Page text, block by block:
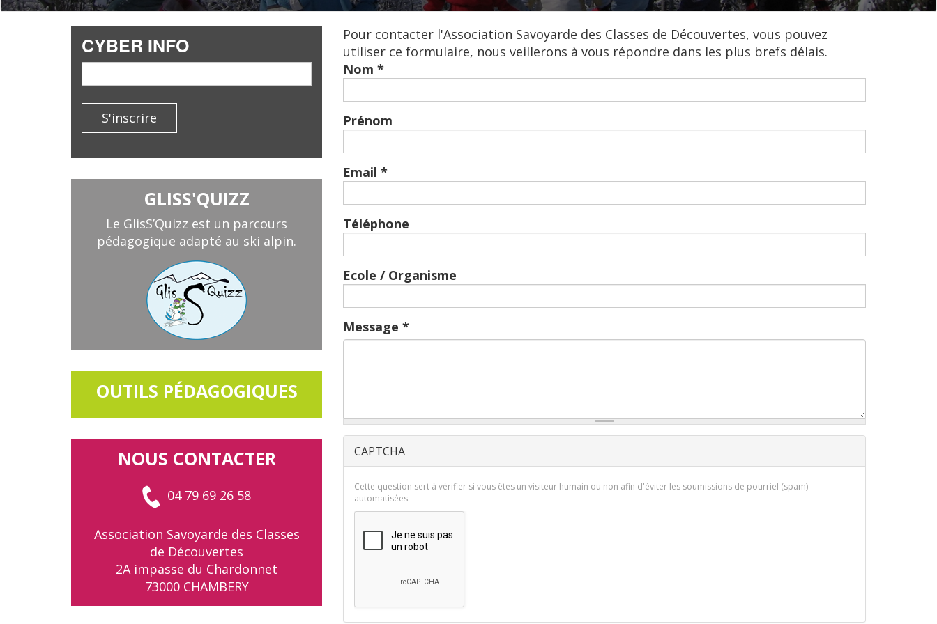
Pour contacter l'Association Savoyarde des Classes de Découvertes, vous pouvez
utiliser ce formulaire, nous veillerons à vous répondre dans les plus brefs délais.
Nom *
Prénom
Email *
Téléphone
Ecole / Organisme
Message *
CAPTCHA
Cette question sert à vérifier si vous êtes un visiteur humain ou non afin d'éviter les soumissions de pourriel (spam)
automatisées.
CYBER INFO
S'inscrire
GLISS'QUIZZ
Le GlisS’Quizz est un parcours
pédagogique adapté au ski alpin.
OUTILS PÉDAGOGIQUES
NOUS CONTACTER
04 79 69 26 58
Association Savoyarde des Classes
de Découvertes
2A impasse du Chardonnet
73000 CHAMBERY